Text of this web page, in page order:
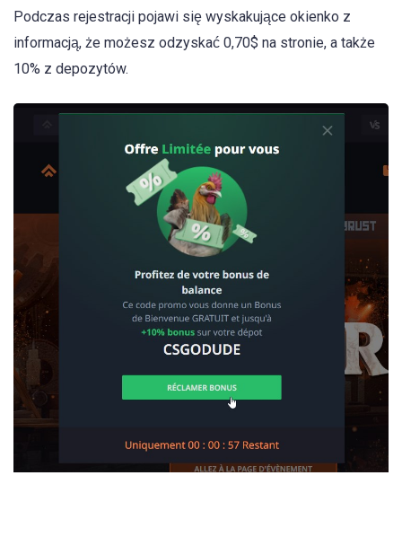
Podczas rejestracji pojawi się wyskakujące okienko z
informacją, że możesz odzyskać 0,70$ na stronie, a także
10% z depozytów.